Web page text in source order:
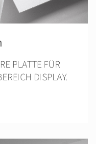
PLATTE FÜR
DISPLAY.